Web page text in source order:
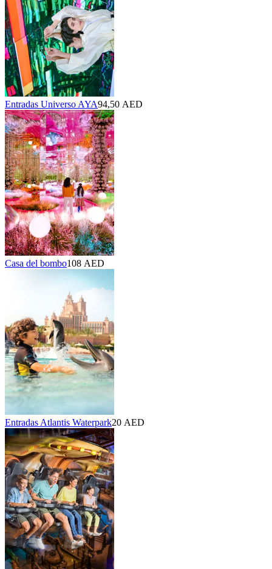
Entradas Universo AYA94,50 AED
Casa del bombo108 AED
Entradas Atlantis Waterpark20 AED